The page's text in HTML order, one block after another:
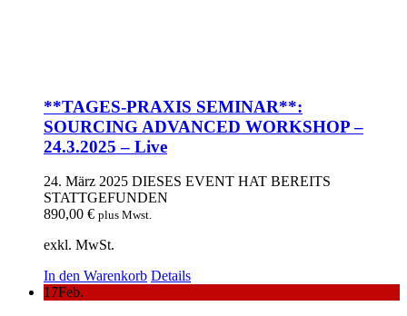
**TAGES-PRAXIS SEMINAR**:
SOURCING ADVANCED WORKSHOP –
24.3.2025 – Live
24. März 2025 DIESES EVENT HAT BEREITS
STATTGEFUNDEN
890,00 € plus Mwst.
exkl. MwSt.
In den Warenkorb Details
17Feb.